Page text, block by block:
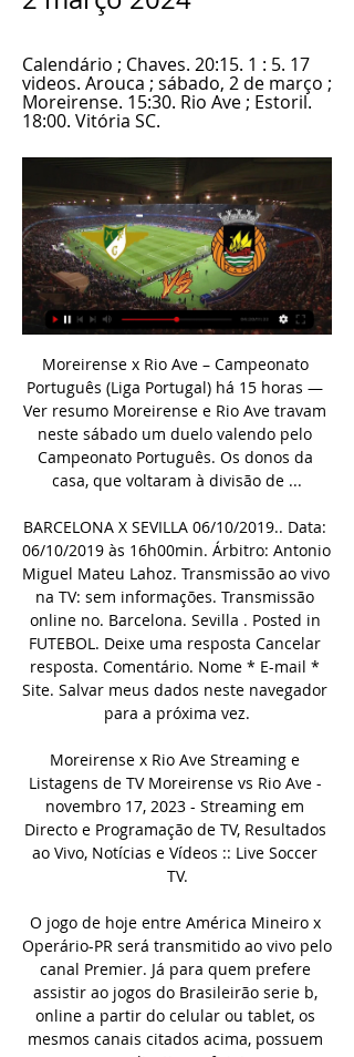
Calendário ; Chaves. 20:15. 1 : 5. 17
videos. Arouca ; sábado, 2 de março ;
Moreirense. 15:30. Rio Ave ; Estoril.
18:00. Vitória SC.
Moreirense x Rio Ave – Campeonato Português (Liga Portugal) há 15 horas — Ver resumo Moreirense e Rio Ave travam neste sábado um duelo valendo pelo Campeonato Português. Os donos da casa, que voltaram à divisão de ...

BARCELONA X SEVILLA 06/10/2019.. Data: 06/10/2019 às 16h00min. Árbitro: Antonio Miguel Mateu Lahoz. Transmissão ao vivo na TV: sem informações. Transmissão online no. Barcelona. Sevilla . Posted in FUTEBOL. Deixe uma resposta Cancelar resposta. Comentário. Nome * E-mail * Site. Salvar meus dados neste navegador para a próxima vez.

Moreirense x Rio Ave Streaming e Listagens de TV Moreirense vs Rio Ave - novembro 17, 2023 - Streaming em Directo e Programação de TV, Resultados ao Vivo, Notícias e Vídeos :: Live Soccer TV.

O jogo de hoje entre América Mineiro x Operário-PR será transmitido ao vivo pelo canal Premier. Já para quem prefere assistir ao jogos do Brasileirão serie b, online a partir do celular ou tablet, os mesmos canais citados acima, possuem os seus aplicativos oficiais para transmissão via internet.

Rio Ave - Moreirense - Jogo info Confronto direto. Rio Ave. Liga. 2017/2018. vs. Moreirense. Liga. 2017/2018. 34. 40. Partidas jogadas. Golos. 34. 29 Tv. da Queimada, 23 1249-113, Lisboa ...

Lutando pela liderança do grupo 2 do Campeonato Paulista, a Ponte Preta encara o São Bernardo neste domingo. A partida será realizada neste domingo, às 18h30 (de …

Acho desde o início da época que o Benfica tem excesso de jogadores em determinadas posições e escassez noutras, algo que pode criar problemas no balneário. Parece-me de todo importante que assumam de vez o posicionamento de Castillo e Ferreyra no clube. Mais vale tomar medidas drásticas do que viver um ambiente de paz podre.

15h – Estoril x Vitória de Setúbal (Juniores) 17h30 – Estoril Praia x Torrense (FEM Sub-19) 19h15 – Estoril Praia x Lourel (Infantis 9) Futsal 12h – Estoril Praia x Leões de Porto Salvo (Infantis) – Pavilhão de Alcabideche. 15h30 – Estoril Praia x Atibá (Iniciados) – Pavilhão de Alcabideche

Moreirense - Rio Ave placar ao vivo, H2H e escalações Moreirense Rio Ave esultado ao vivo (e transmissão online) começa no dia 2 de mar. de 2024 as 15:30 horário UTC em Portugal, Moreira de Conegos, ...

Lei Ordinária 6797 2019 São Bernardo do Campo SP - Dispõe sobre redução de alíquota do Imposto sobre Transmissão inter-vivos de Bens Imóveis e de Direitos a eles relativos - ITBI, no período que especifica, e dá outras providências.

Vila Nova de Gaia, União Das Freguesias De Gulpilhares E Valadares. Moradia t4 c/ vista de mar Arcozelo. AREA 280 m 2. TIPOLOGIA T4. PREçO 320 000 € Vila Nova de Gaia, Arcozelo. T3 NOVO centro de Gaia. AREA 123 m 2. TIPOLOGIA T3. PREçO 181 000 € Vila Nova de Gaia, União Das Freguesias De Mafamude E Vilar Do Paraíso. Moradia 4 frentes.

Bragantino x Ponte Preta – Brasileirão B: Bragantino e Ponte Preta se enfrentam no estádio Nabi Abi Chedid. Na cidade de Bragança Paulista pela 11ª rodada da Série B do Campeonato Brasileiro no dia 23 de Julho. Jogando em casa, o Bragantino busca se reabilitar após …

No Moisés Lucarelli, o Vila Nova surpreendeu a Ponte Preta e, com gol de Alan Mineiro, venceu por 1 a 0. O placar tirou o Tigre do Z4 e aparece na 15ª colocação, com 24 pontos. A Macaca é a nona, com

Terminou a primeira fase da Copa Paulista de Futebol 2019. E mais uma vez a Portuguesa (mascote acima) deu vexame. Assim como aconteceu na temporada passada, a Lusa, agora comandada pelo ex-lateral Zé Maria, revelado no Canindé, ficou no empate sem gols diante do Taubaté, fora de casa, e entrou de férias em pleno mês de agosto.

aonde assistir Flamengo x Santos ao vivo, Aonde vai passar Flamengo x Santos ao vivo, assistir Flamengo x Santos ao vivo, em que canal vai passar Flamengo x Santos ao.

Pesquisa - rio ave - Sport TV Pesquisa: rio ave. Diretos. Todos. Videos. Sáb - 02. Sáb - 09. direto. MOREIRENSE FC X RIO AVE FC. LIGA PORTUGAL BETCLIC. 15:20 - 17:30. direto. RIO AVE FC X SC ...

Moreirense X Rio Ave - Ao vivo - Onde assistir As equipes entram em campo nesta sábado às 16:00H pelo Campeonato Português, veja agora como acompanhar ao vivo na TV e na internet. Moreirense enfrenta o Rio ...

16h Avaí x Água Santa, em Diadema 16h Goiás x Volta Redonda, na Comendador Souza 16h Portuguesa x Nacional, no Canindé 17h30 Grêmio x EC São Bernardo, em Barueri 18h15 Coritiba x União Mogi. em Mogi das Cruzes 21h30 Corinthians x Porto-PE, em Itu.. Novo técnico do sub-20,.

Moreirense Rio Ave Futebol Clube ao vivo há 4 horas — O árbitro principal do jogo Moreirense vs Rio Ave FC de 2 March 2024 é B. Ribeiro Pires Costa. Qual a aposta recomendada para o Moreirense ...

“A ninguém se torna possível negar que, na actualidade social portuguesa, se verifica um cada vez maior usufruto democrático e informal da educação física e do desporto, em detrimento da procura das chamadas modalidades tradicionais.

No Cuando Cubango, a população dos 0-14 anos de idade é de 241.753 habitantes e dos 15-25 anos é de 105.208 habitantes, sendo que com mais de 18 anos, uma cifra de 8%, tenha concluído o II ciclo do ensino secundário (12ª ou a 13ª classe) e com 18 ou mais anos concluiu o ensino primário (6ª classe).

Assistir Moreirense x Rio Ave ao vivo online 02/02/2024 02/02/2024 — Assistir Moreirense x Rio Ave ao vivo online 02/02/2024 online, acompanhe sem travar o jogão entre esses dois grandes times aqui no ...

Carlos Padeiro e Danilo Lavieri* Do UOL, em São Paulo Gilson Kleina é o novo técnico do Palmeiras. Após uma reunião nesta quarta-feira, o treinador acertou a sua saída da Ponte Preta e seguiu para Itu, onde o time da capital está concentrado para o duelo de sábado contra o Figueirense, às 18h30.

As informações e o palpite para Benfica x Chaves. Com a missão cumprida na Liga Europa, o Benfica retoma nesta segunda-feira, 25 de fevereiro, sua caçada ao Porto, líder do Campeonato Português em sua temporada 2018/2019.

O Benfica não se discute. Vive-se. Vivam!!:) Quando as coisas estão menos bem andamos aborrecidos, mas, com novos ventos pode ser que tenhamos sorte no que diz respeito à equipa A!

Consumidores ao redor do mundo optam por um estilo de vida mais conectado e os usuários mais assíduos de internet estão na vanguarda da transformação Para Marcia Goraieb, vice-presidente de Marketing & Comunicação da Ericsson na América Latina, o uso crescente da internet é motivado pela transformação da Sociedade Conectada.

Praia Jabaquara. Avaliação do Guia Quatro Rodas starsstarsstarsstarsstars Muito interessante. Endereço: 15 km. Site. Você está comentando utilizando sua conta WordPress.com. ( Sair / Alterar ). 10 dias por Barcelona, Madri e sul da Espanha. Matérias. 7 Os 100 lugares mais lindos do mundo.

A Federação Paulista de Futebol (FPF) alterou o horário do jogo de estreia da Ferroviária contra a Ponte Preta, em Campinas, marcado para o dia 5 de fevereiro. A partida que começaria às 19h30 foi antecipada em meia hora para ter transmissão, ao vivo, pela Sportv.

Acompanhe AO VIVO em HD a 10ª rodada do Campeonato Mineiro com a melhor NARRAÇÃO e TRANSMISSÃO do YouTube inteiramente GRÁTIS. TUPI x CRUZEIRO duelam nesse jogo que promete grandes emoções. Quem leva a melhor HOJE? FUTEBOL …

Usuários enfrentam fila na estação Jabaquara do Metrô, na Zona Sul de SP — Foto: Reprodução/TV Globo Os trens da Linha 1-Azul do Metrô estão circulando com velocidade reduzida e maior tempo de parada na manhã desta terça-feira (18). De acordo com o Metrô, há uma falha em equipamento de…

A Final Four teve inicio sábado, com os desafios das meias finais, e este domingo SL Benfica e Oliveirense olharam-se nos olhos na grande Final, depois de eliminadas as equipas “culé” e Forte Dei Marmi, respetivamente.

A diabetes é algo que pedala comigo há já 24 anos, tenho 44. "Projecto blue O" desmistifica a prática desportiva associada à diabetes, informando e esclarecendo aspetos relacionados com quem lida com as duas situações em simultâneo, promovendo-o como complemento do tratamento.

Confira todo os livros novos, livros usados e seminovos da Editora Ao Livro Tecnico. Encontre o título que procura com o melhor preço e condições.

Juciara da Silva Correa, 16 anos, defende a Subprefeitura do Jabaquara e tem como ídolos no futebol o atacante Neymar, do Barcelona (Espanha) e Debinha, do Montpellier (França); começou a jogar futebol em 2013 na cidade de Valinhos, no interior paulista.

Importante na história da urbanização de São Paulo, o distrito do Jabaquara, na Zona Sul, já serviu de refúgio de escravos e caminho para o porto de Santos. Também foi o lugar escolhido pela prefeitura para abrigar o Aeroporto de Congonhas. Anos depois, recuou seu território, deixando o

Confira a classificação do Grupo 5 do Paulistão Sub-20: 1º Corinthians (13 pontos), 2º EC São Bernardo (12 pontos), 3º São Caetano (10 pontos), 4º São Bernardo FC e 5º Água Santa (6 pontos), 6° Santos FC e 7º Santo André (4 pontos), e 8ª Taboão da Serra, com 1 ponto apenas.

este jogo e para o campeonato: Liga de Honra futebol este site vai ajudar voce a ver o jogo Portimonense Moreirense streaming, online, ao vivo e livre gratis de modo que quando o tempo de jogo comeca, voce pode seguir as instrucoes fornecidas por este site para ver este jogo ao vivo e direto, Serie Partido da Liga de Honra.

Não tem mais ninguém com 100% de aproveitamento na Série B do Campeonato Brasileiro. Na tarde deste domingo, a Ponte Preta segurou a pressão do Vila Nova-GO em pleno estádio Serra Dourada e voltou na bagagem com um empate sem gols no encerramento da quinta rodada.

Durante o programa “Resenha ESPN”, dos canais “ESPN”, o ex-jogador do Flamengo anunciou sua aposentadoria aos 37 anos. Agora longe dos gramados, ele que também teve passagens por Fluminense, Santos e São Paulo, se disse agradecido por tudo que viveu no futebol. “Decidi para de jogar, decidi viver outras coisas na minha vida.

Ferroviário Do Huambo vs Petro De Luanda - Setembro 23, 2019 - Streaming em Directo e Programação de TV, Resultados a